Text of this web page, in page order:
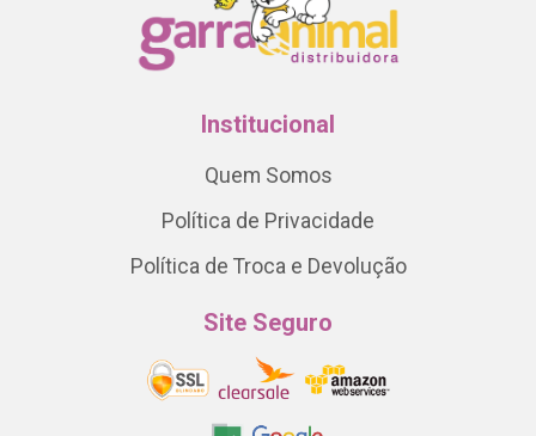
Institucional
Quem Somos
Política de Privacidade
Política de Troca e Devolução
Site Seguro